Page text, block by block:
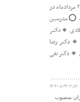
این دوره از تاریخ ۲۰ الی ۲۵ مردادماه در
. ⭕️مدرسین
🔸دکتر
رضا
نقی
۱۴۰۳-۰۵-۲۲ ۱۲:۵۹
منصوب